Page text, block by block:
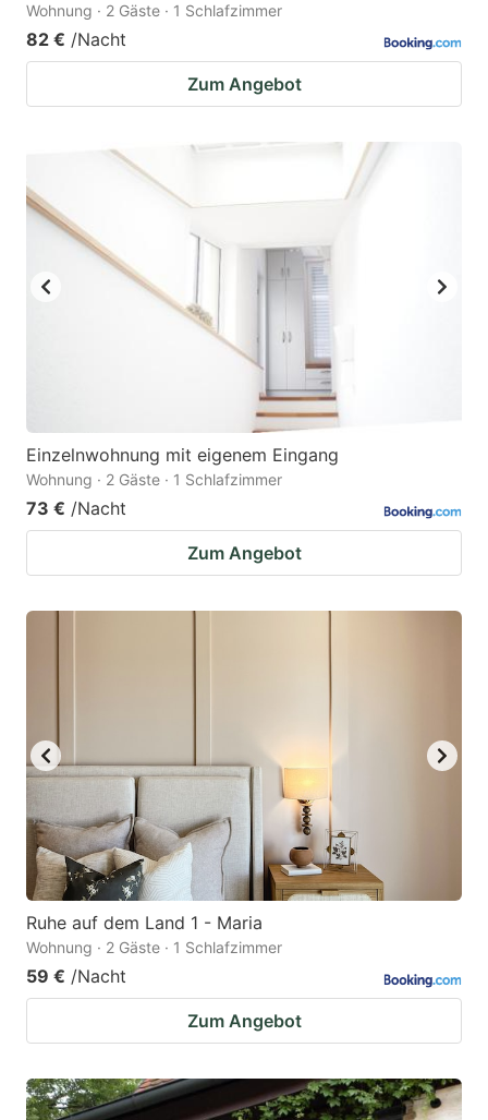
Wohnung · 2 Gäste · 1 Schlafzimmer
82 € /Nacht
Zum Angebot
Einzelnwohnung mit eigenem Eingang
Wohnung · 2 Gäste · 1 Schlafzimmer
73 € /Nacht
Zum Angebot
Ruhe auf dem Land 1 - Maria
Wohnung · 2 Gäste · 1 Schlafzimmer
59 € /Nacht
Zum Angebot